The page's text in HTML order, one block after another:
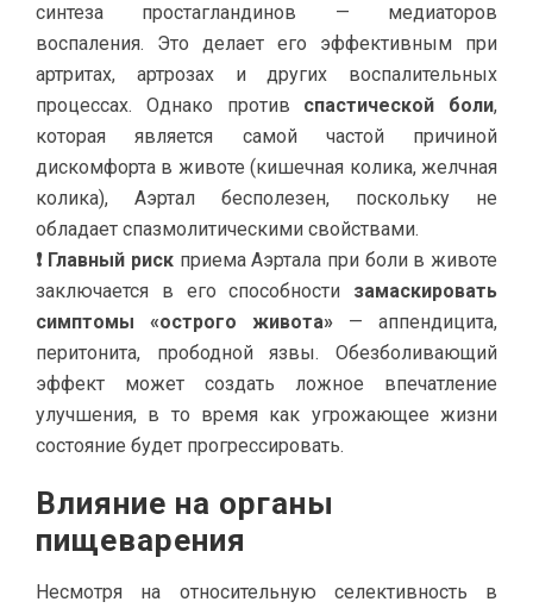
синтеза простагландинов — медиаторов
воспаления. Это делает его эффективным при
артритах, артрозах и других воспалительных
процессах. Однако против спастической боли,
которая является самой частой причиной
дискомфорта в животе (кишечная колика, желчная
колика), Аэртал бесполезен, поскольку не
обладает спазмолитическими свойствами.
❗ Главный риск приема Аэртала при боли в животе
заключается в его способности замаскировать
симптомы «острого живота» — аппендицита,
перитонита, прободной язвы. Обезболивающий
эффект может создать ложное впечатление
улучшения, в то время как угрожающее жизни
состояние будет прогрессировать.
Влияние на органы
пищеварения
Несмотря на относительную селективность в